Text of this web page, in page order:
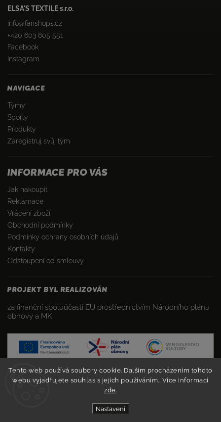
Tento web používá soubory cookie. Dalším procházením tohoto
webu vyjadřujete souhlas s jejich používáním.. Více informací
zde.
Nastavení
ELSA'S TEXTILE s.r.o.
info@fanshops.cz
+420 603 805 551
Facebook
Instagram
NAVIGACE
Týmy
Sporty
Produkty
Zaregistruj svůj tým
INFORMACE PRO VÁS
Jak nakoupit
Reklamace
Vrácení zboží
Obchodní podmínky
Podmínky ochrany osobních údajů
Kontakty
Odstoupení od smlouvy
PROJEKT BYL REALIZOVÁN
za finanční spoluúčasti EU prostřednictvím Národního plánu
obnovy a MK
FANSHOPS. Všechna práva vyhrazena.